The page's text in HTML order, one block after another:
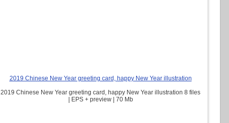
2019 Chinese New Year greeting card, happy New Year illustration
2019 Chinese New Year greeting card, happy New Year illustration 8 files
| EPS + preview | 70 Mb